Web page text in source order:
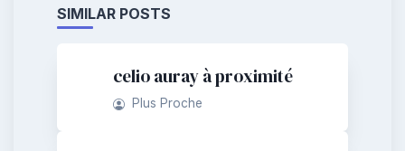
SIMILAR POSTS
celio auray à proximité
Plus Proche